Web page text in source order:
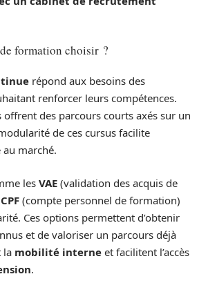
formation choisir ?
répond aux besoins des
renforcer leurs compétences.
offrent des parcours courts axés sur un
de ces cursus facilite
au marché.
les VAE (validation des acquis de
CPF (compte personnel de formation)
Ces options permettent d’obtenir
et de valoriser un parcours déjà
la mobilité interne et facilitent l’accès
.